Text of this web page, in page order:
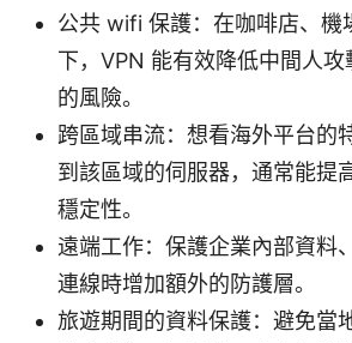
公共 wifi 保護：在咖啡店、機
下，VPN 能有效降低中間人
的風險。
跨區域串流：想看海外平台的
到該區域的伺服器，通常能提
穩定性。
遠端工作：保護企業內部資料
連線時增加額外的防護層。
旅遊期間的資料保護：避免當